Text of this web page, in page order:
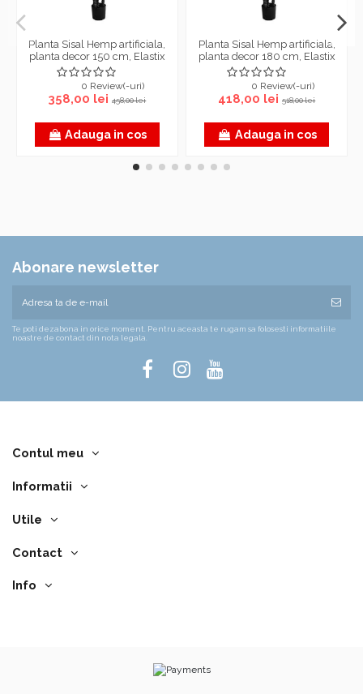
Planta Sisal Hemp artificiala,
planta decor 150 cm, Elastix
0 Review(-uri)
358,00 lei458,00 lei
Adauga in cos
Planta Sisal Hemp artificiala,
planta decor 180 cm, Elastix
0 Review(-uri)
418,00 lei518,00 lei
Adauga in cos
Abonare newsletter
Te poti dezabona in orice moment. Pentru aceasta te rugam sa folosesti informatiile
noastre de contact din nota legala.
Contul meu
Informatii
Utile
Contact
Info